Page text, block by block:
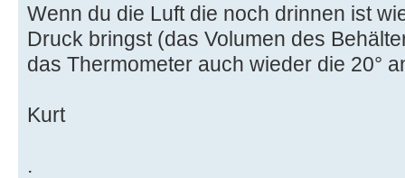
Wenn du die Luft die noch drinnen ist
Druck bringst (das Volumen des
das Thermometer auch wieder die 20°
Kurt
.